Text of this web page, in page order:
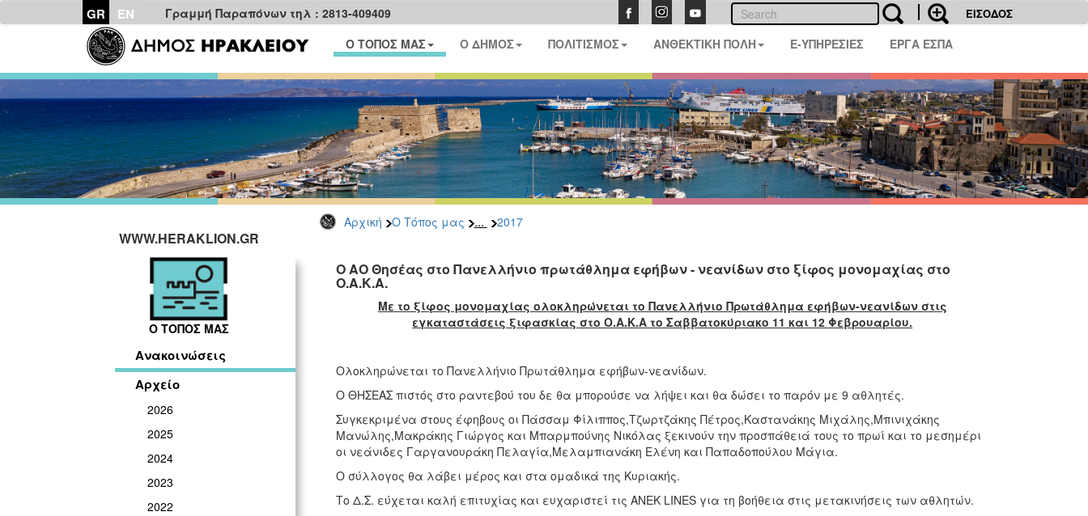
GR EN Γραμμή Παραπόνων τηλ : 2813-409409 ΕΙΣΟΔΟΣ
Ο ΤΟΠΟΣ ΜΑΣ Ο ΔΗΜΟΣ ΠΟΛΙΤΙΣΜΟΣ ΑΝΘΕΚΤΙΚΗ ΠΟΛΗ E-ΥΠΗΡΕΣΙΕΣ ΕΡΓΑ ΕΣΠΑ
Αρχική Ο Τόπος μας ... 2017
WWW.HERAKLION.GR
Ο ΤΟΠΟΣ ΜΑΣ
Ανακοινώσεις
Αρχείο
2026
2025
2024
2023
2022
Ο ΑΟ Θησέας στο Πανελλήνιο πρωτάθλημα εφήβων - νεανίδων στο ξίφος μονομαχίας στο
Ο.Α.Κ.Α.
Με το ξίφος μονομαχίας ολοκληρώνεται το Πανελλήνιο Πρωτάθλημα εφήβων-νεανίδων στις
εγκαταστάσεις ξιφασκίας στο Ο.Α.Κ.Α το Σαββατοκύριακο 11 και 12 Φεβρουαρίου.
Ολοκληρώνεται το Πανελλήνιο Πρωτάθλημα εφήβων-νεανίδων.
Ο ΘΗΣΕΑΣ πιστός στο ραντεβού του δε θα μπορούσε να λήψει και θα δώσει το παρόν με 9 αθλητές.
Συγκεκριμένα στους έφηβους οι Πάσσαμ Φίλιππος,Τζωρτζάκης Πέτρος,Καστανάκης Μιχάλης,Μπινιχάκης
Μανώλης,Μακράκης Γιώργος και Μπαρμπούνης Νικόλας ξεκινούν την προσπάθειά τους το πρωί και το μεσημέρι
οι νεάνιδες Γαργανουράκη Πελαγία,Μελαμπιανάκη Ελένη και Παπαδοπούλου Μάγια.
Ο σύλλογος θα λάβει μέρος και στα ομαδικά της Κυριακής.
Το Δ.Σ. εύχεται καλή επιτυχίας και ευχαριστεί τις ANEK LINES για τη βοήθεια στις μετακινήσεις των αθλητών.